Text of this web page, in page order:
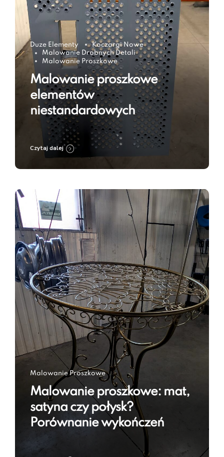
Duze Elementy
Koczargi Nowe
Malowanie Drobnych Detali
Malowanie Proszkowe
Malowanie proszkowe
elementów
niestandardowych
Czytaj dalej
Malowanie Proszkowe
Malowanie proszkowe: mat,
satyna czy połysk?
Porównanie wykończeń